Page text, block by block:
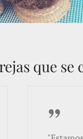
que se